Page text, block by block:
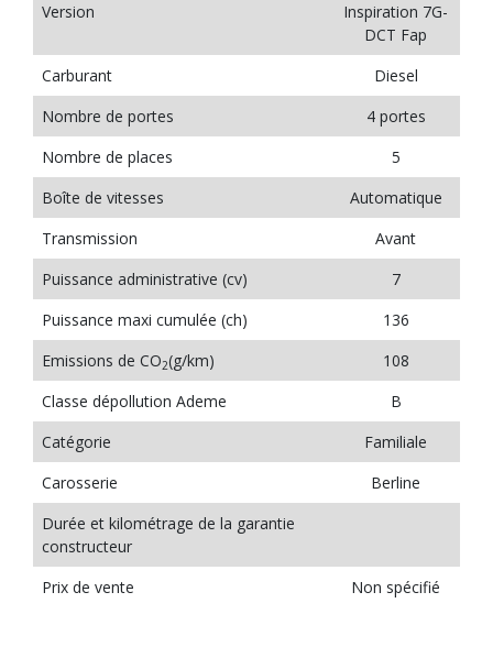
Version
Inspiration 7G-
DCT Fap
Carburant
Diesel
Nombre de portes
4 portes
Nombre de places
5
Boîte de vitesses
Automatique
Transmission
Avant
Puissance administrative (cv)
7
Puissance maxi cumulée (ch)
136
Emissions de CO2(g/km)
108
Classe dépollution Ademe
B
Catégorie
Familiale
Carosserie
Berline
Durée et kilométrage de la garantie
constructeur
Prix de vente
Non spécifié